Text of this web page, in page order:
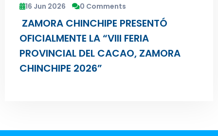
16 Jun 2026 0 Comments
ZAMORA CHINCHIPE PRESENTÓ
OFICIALMENTE LA “VIII FERIA
PROVINCIAL DEL CACAO, ZAMORA
CHINCHIPE 2026”